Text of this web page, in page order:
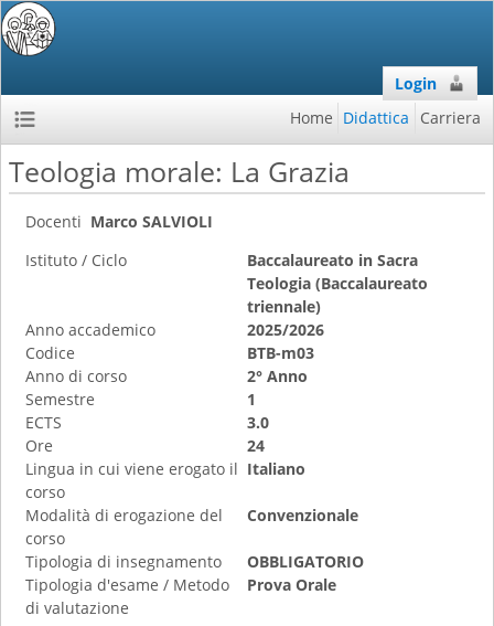
Login
Home Didattica Carriera
Teologia morale: La Grazia
Docenti Marco SALVIOLI
Istituto / Ciclo
Baccalaureato in Sacra
Teologia (Baccalaureato
triennale)
Anno accademico
2025/2026
Codice
BTB-m03
Anno di corso
2° Anno
Semestre
1
ECTS
3.0
Ore
24
Lingua in cui viene erogato il
corso
Italiano
Modalità di erogazione del
corso
Convenzionale
Tipologia di insegnamento
OBBLIGATORIO
Tipologia d'esame / Metodo
di valutazione
Prova Orale